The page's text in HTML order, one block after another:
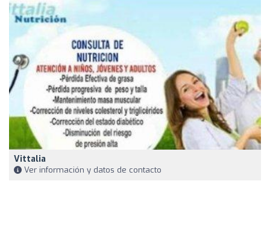
Vittalia
Ver información y datos de contacto